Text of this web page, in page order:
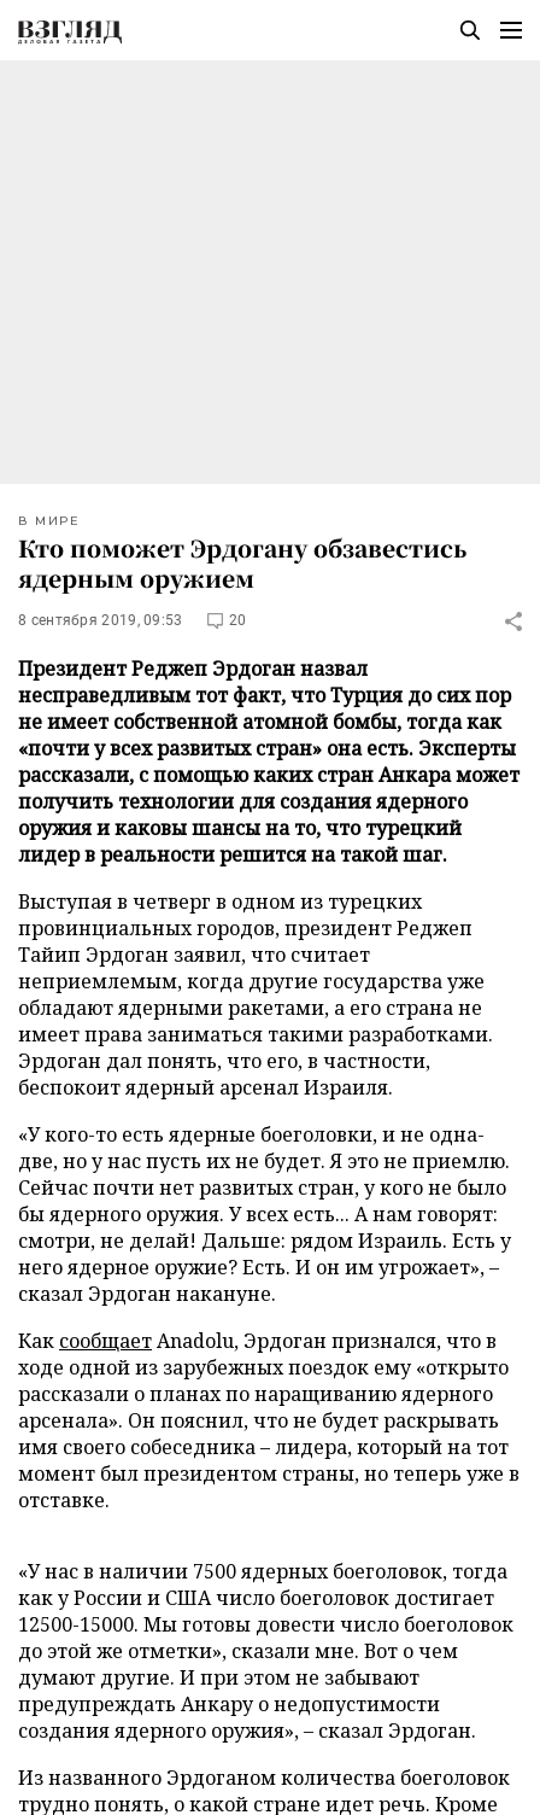
В МИРЕ
Кто поможет Эрдогану обзавестись
ядерным оружием
8 сентября 2019, 09:53 20
Президент Реджеп Эрдоган назвал
несправедливым тот факт, что Турция до сих пор
не имеет собственной атомной бомбы, тогда как
«почти у всех развитых стран» она есть. Эксперты
рассказали, с помощью каких стран Анкара может
получить технологии для создания ядерного
оружия и каковы шансы на то, что турецкий
лидер в реальности решится на такой шаг.
Выступая в четверг в одном из турецких
провинциальных городов, президент Реджеп
Тайип Эрдоган заявил, что считает
неприемлемым, когда другие государства уже
обладают ядерными ракетами, а его страна не
имеет права заниматься такими разработками.
Эрдоган дал понять, что его, в частности,
беспокоит ядерный арсенал Израиля.
«У кого-то есть ядерные боеголовки, и не одна-
две, но у нас пусть их не будет. Я это не приемлю.
Сейчас почти нет развитых стран, у кого не было
бы ядерного оружия. У всех есть... А нам говорят:
смотри, не делай! Дальше: рядом Израиль. Есть у
него ядерное оружие? Есть. И он им угрожает», –
сказал Эрдоган накануне.
Как сообщаетAnadolu, Эрдоган признался, что в
ходе одной из зарубежных поездок ему «открыто
рассказали о планах по наращиванию ядерного
арсенала». Он пояснил, что не будет раскрывать
имя своего собеседника – лидера, который на тот
момент был президентом страны, но теперь уже в
отставке.
«У нас в наличии 7500 ядерных боеголовок, тогда
как у России и США число боеголовок достигает
12500-15000. Мы готовы довести число боеголовок
до этой же отметки», сказали мне. Вот о чем
думают другие. И при этом не забывают
предупреждать Анкару о недопустимости
создания ядерного оружия», – сказал Эрдоган.
Из названного Эрдоганом количества боеголовок
трудно понять, о какой стране идет речь. Кроме